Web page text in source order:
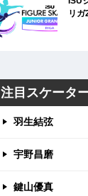
リ
注目スケータ
羽生結弦
宇野昌磨
鍵山優真